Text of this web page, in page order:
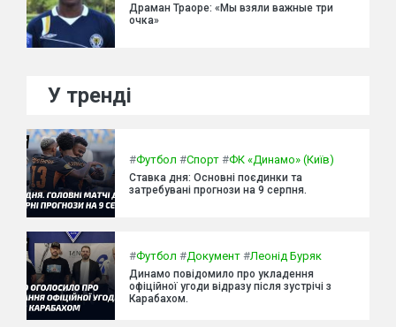
Драман Траоре: «Мы взяли важные три
очка»
У тренді
#Футбол #Спорт #ФК «Динамо» (Київ)
Ставка дня: Основні поєдинки та
затребувані прогнози на 9 серпня.
#Футбол #Документ #Леонід Буряк
Динамо повідомило про укладення
офіційної угоди відразу після зустрічі з
Карабахом.